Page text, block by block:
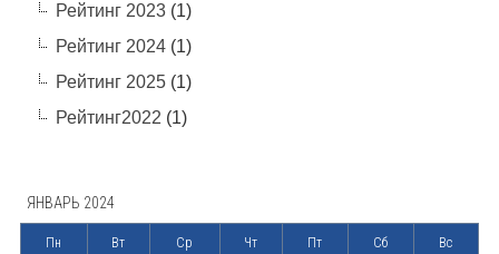
Рейтинг 2023(1)
Рейтинг 2024(1)
Рейтинг 2025(1)
Рейтинг2022 (1)
ЯНВАРЬ 2024
Пн Вт Ср Чт Пт Сб Вс